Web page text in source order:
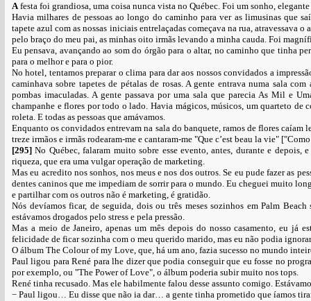
Afesta foi grandiosa, uma coisa nunca vista no Québec. Foi um sonho,
Havia milhares de pessoas ao longo do caminho para ver as limusinas que
tapete azul com as nossas iniciais entrelaçadas começava na rua, atravessava
pelo braço do meu pai, as minhas oito irmãs levando a minha cauda. Foi
Eu pensava, avançando ao som do órgão para o altar, no caminho que tinha
para o melhor e para o pior.
No hotel, tentamos preparar o clima para dar aos nossos convidados a
caminhava sobre tapetes de pétalas de rosas. A gente entrava numa sala
pombas imaculadas. A gente passava por uma sala que parecia As Mil e
champanhe e flores por todo o lado. Havia mágicos, músicos, um quarteto
roleta. E todas as pessoas que amávamos.
Enquanto os convidados entrevam na sala do banquete, ramos de flores
treze irmãos e irmãs rodearam-me e cantaram-me "Que c’est beau la vie"
[295] No Québec, falaram muito sobre esse evento, antes, durante e
riqueza, que era uma vulgar operação de marketing.
Mas eu acredito nos sonhos, nos meus e nos dos outros. Se eu pude fazer as
dentes caninos que me impediam de sorrir para o mundo. Eu cheguei muito
e partilhar com os outros não é marketing, é gratidão.
Nós devíamos ficar, de seguida, dois ou três meses sozinhos em Palm
estávamos drogados pelo stress e pela pressão.
Mas a meio de Janeiro, apenas um mês depois do nosso casamento, eu já
felicidade de ficar sozinha com o meu querido marido, mas eu não podia
O álbum The Colour of my Love, que, há um ano, fazia sucesso no mundo
Paul ligou para René para lhe dizer que podia conseguir que eu fosse no
por exemplo, ou "The Power of Love", o álbum poderia subir muito nos tops.
René tinha recusado. Mas ele habilmente falou desse assunto comigo.
− Paul ligou… Eu disse que não ia dar… a gente tinha prometido que íamos